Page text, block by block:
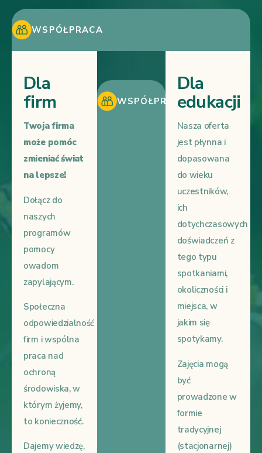
WSPÓŁPRACA
Dla
firm
Twoja firma
może pomóc
zmieniać świat
na lepsze!
Dołącz do
naszych
programów
pomocy
owadom
zapylającym.
Społeczna
odpowiedzialność
firm i wspólna
praca nad
ochroną
środowiska, w
którym żyjemy,
to konieczność.
Dajemy wiedzę,
WSPÓŁPRACA
Dla
edukacji
Nasza oferta
jest płynna i
dopasowana
do wieku
uczestników,
ich
dotychczasowych
doświadczeń z
tego typu
spotkaniami,
okoliczności i
miejsca, w
jakim się
spotykamy.
Zajęcia mogą
być
prowadzone w
formie
tradycyjnej
(stacjonarnej)